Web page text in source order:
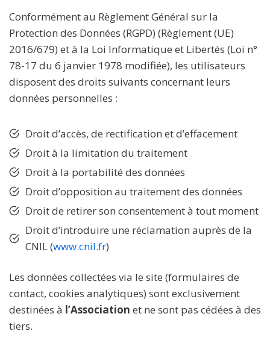
Conformément au Règlement Général sur la
Protection des Données (RGPD) (Règlement (UE)
2016/679) et à la Loi Informatique et Libertés (Loi n°
78-17 du 6 janvier 1978 modifiée), les utilisateurs
disposent des droits suivants concernant leurs
données personnelles :
Droit d’accès, de rectification et d’effacement
Droit à la limitation du traitement
Droit à la portabilité des données
Droit d’opposition au traitement des données
Droit de retirer son consentement à tout moment
Droit d’introduire une réclamation auprès de la
CNIL (www.cnil.fr)
Les données collectées via le site (formulaires de
contact, cookies analytiques) sont exclusivement
destinées à l’Association et ne sont pas cédées à des
tiers.